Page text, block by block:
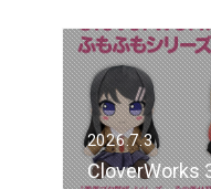
2026.7.3
CloverWorks